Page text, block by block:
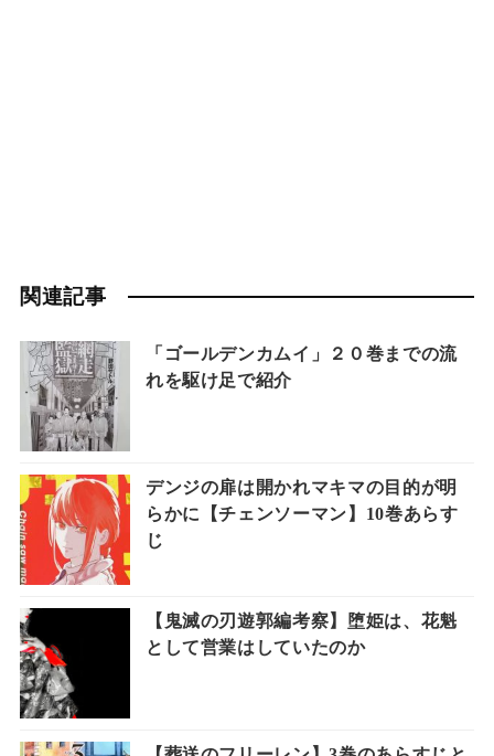
関連記事
「ゴールデンカムイ」２０巻までの流
れを駆け足で紹介
デンジの扉は開かれマキマの目的が明
らかに【チェンソーマン】10巻あらす
じ
【鬼滅の刃遊郭編考察】堕姫は、花魁
として営業はしていたのか